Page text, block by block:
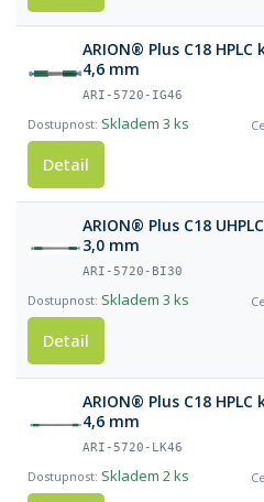
ARION® Plus C18
4,6 mm
ARI-5720-IG46
Skladem 3 ks
Detail
ARION® Plus C18
3,0 mm
ARI-5720-BI30
Skladem 3 ks
Detail
ARION® Plus C18
4,6 mm
ARI-5720-LK46
Skladem 2 ks